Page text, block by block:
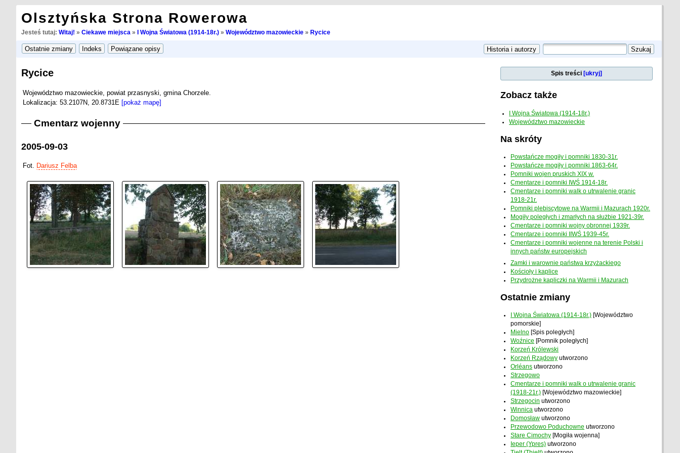
Olsztyńska Strona Rowerowa
Jesteś tutaj: Witaj! » Ciekawe miejsca » I Wojna Światowa (1914-18r.)» Województwo mazowieckie» Rycice
Rycice
Województwo mazowieckie, powiat przasnyski, gmina Chorzele.
Lokalizacja: 53.2107N, 20.8731E [pokaż mapę]
Cmentarz wojenny
2005-09-03
Fot. Dariusz Felba
Spis treści [ukryj]
Zobacz także
I Wojna Światowa (1914-18r.)
Województwo mazowieckie
Na skróty
Powstańcze mogiły i pomniki 1830-31r.
Powstańcze mogiły i pomniki 1863-64r.
Pomniki wojen pruskich XIX w.
Cmentarze i pomniki IWŚ 1914-18r.
Cmentarze i pomniki walk o utrwalenie granic
1918-21r.
Pomniki plebiscytowe na Warmii i Mazurach 1920r.
Mogiły poległych i zmarłych na służbie 1921-39r.
Cmentarze i pomniki wojny obronnej 1939r.
Cmentarze i pomniki IIWŚ 1939-45r.
Cmentarze i pomniki wojenne na terenie Polski i
innych państw europejskich
Zamki i warownie państwa krzyżackiego
Kościoły i kaplice
Przydrożne kapliczki na Warmii i Mazurach
Ostatnie zmiany
I Wojna Światowa (1914-18r.) [Województwo
pomorskie]
Mielno [Spis poległych]
Woźnice [Pomnik poległych]
Korzeń Królewski
Korzeń Rządowy utworzono
Orléans utworzono
Strzegowo
Cmentarze i pomniki walk o utrwalenie granic
(1918-21r.) [Województwo mazowieckie]
Strzegocin utworzono
Winnica utworzono
Domosław utworzono
Przewodowo Poduchowne utworzono
Stare Cimochy [Mogiła wojenna]
Ieper (Ypres) utworzono